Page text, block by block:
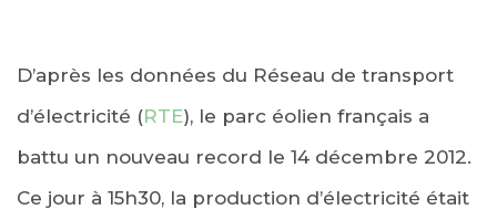
D’après les données du Réseau de transport
d’électricité (RTE), le parc éolien français a
battu un nouveau record le 14 décembre 2012.
Ce jour à 15h30, la production d’électricité était